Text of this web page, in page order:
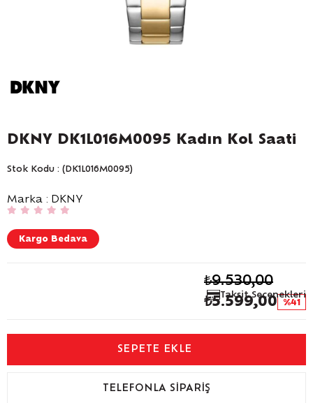
DKNY DK1L016M0095 Kadın Kol Saati
Stok Kodu (DK1L016M0095)
Marka : DKNY
Kargo Bedava
Taksit Seçenekleri
41
₺9.530,00
₺5.599,00
TELEFONLA SIPARIŞ